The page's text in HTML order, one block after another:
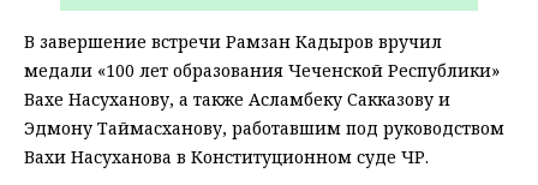
В завершение встречи Рамзан Кадыров вручил
медали «100 лет образования Чеченской Республики»
Вахе Насуханову, а также Асламбеку Сакказову и
Эдмону Таймасханову, работавшим под руководством
Вахи Насуханова в Конституционном суде ЧР.